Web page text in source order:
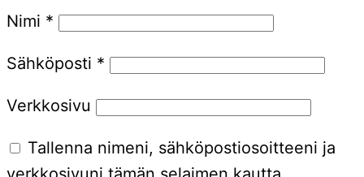
Nimi *
Sähköposti *
Verkkosivu
Tallenna nimeni, sähköpostiosoitteeni ja